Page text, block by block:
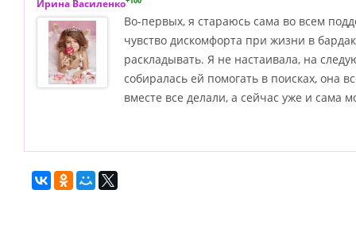
Ирина Василенко
Во-первых, я стараюсь сама во всем
чувство дискомфорта при жизни в
раскладывать. Я не настаивала, на
собиралась ей помогать в поисках, она
вместе все делали, а сейчас уже и сама